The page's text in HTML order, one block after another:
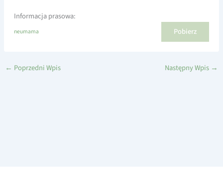
Informacja prasowa:
neumama Pobierz
← Poprzedni Wpis Następny Wpis →